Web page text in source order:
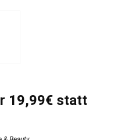
19,99€ statt